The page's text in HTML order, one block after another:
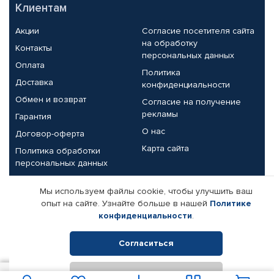
Клиентам
Акции
Контакты
Оплата
Доставка
Обмен и возврат
Гарантия
Договор-оферта
Политика обработки
персональных данных
Согласие посетителя сайта
на обработку
персональных данных
Политика
конфиденциальности
Согласие на получение
рекламы
О нас
Карта сайта
Партнерам
Корпоративным клиентам
Поставщикам
Реквизиты компании
© КАМАЗ ЦЕНТР ДОНЕЦК, 2015-2026. Все права защищены.
Мы используем файлы cookie, чтобы улучшить ваш
опыт на сайте. Узнайте больше в нашей Политике
конфиденциальности.
Согласиться
Отклонить